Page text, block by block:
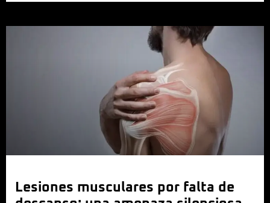
Lesiones musculares por falta de